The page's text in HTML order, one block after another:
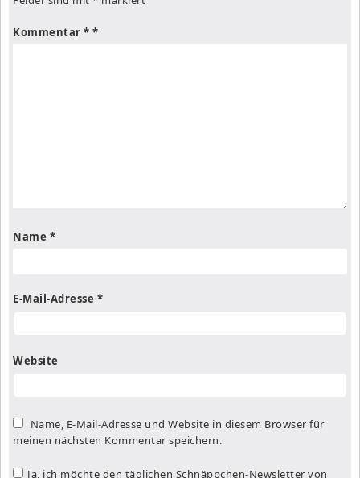
Kommentar *
Name *
E-Mail-Adresse *
Website
Name, E-Mail-Adresse und Website in diesem Browser für
meinen nächsten Kommentar speichern.
Ja, ich möchte den täglichen Schnäppchen-Newsletter von